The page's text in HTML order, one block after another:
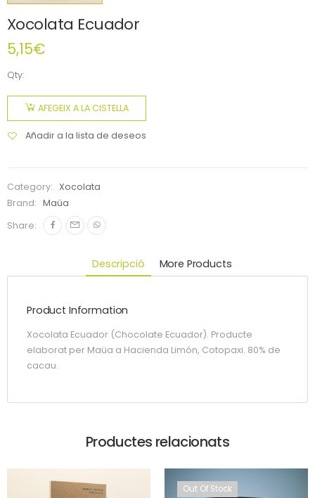
Xocolata Ecuador
5,15€
Qty:
AFEGEIX A LA CISTELLA
Añadir a la lista de deseos
Category:
Xocolata
Brand:
Maüa
Share:
Descripció More Products
Product Information
Xocolata Ecuador (Chocolate Ecuador). Producte
elaborat per Maüa a Hacienda Limón, Cotopaxi. 80% de
cacau.
Productes relacionats
Out Of Stock